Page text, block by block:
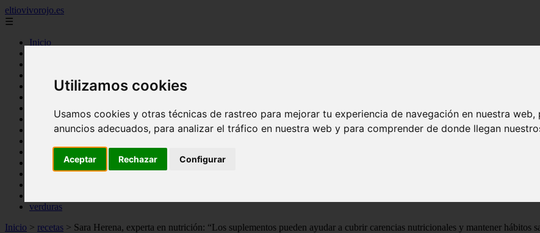
Utilizamos cookies
Usamos cookies y otras técnicas de rastreo para mejorar tu experiencia de navegación en nuestra
anuncios adecuados, para analizar el tráfico en nuestra web y para comprender de donde llegan
Aceptar Rechazar Configurar
eltiovivorojo.es
☰
Inicio
argentina
comidas
espana
huevos
producto
verduras
Inicio > recetas > Sara Herena, experta en nutrición: “Los suplementos pueden ayudar a cubrir carencias nutricionales y mantener hábitos